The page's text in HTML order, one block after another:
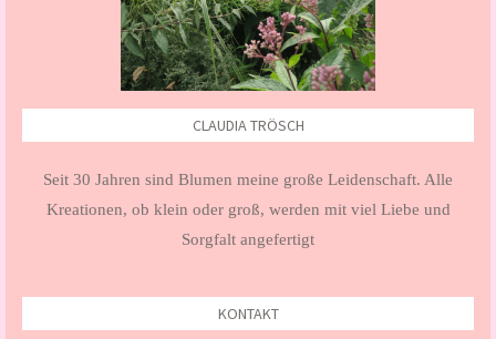
CLAUDIA TRÖSCH
Seit 30 Jahren sind Blumen meine große Leidenschaft. Alle
Kreationen, ob klein oder groß, werden mit viel Liebe und
Sorgfalt angefertigt
KONTAKT